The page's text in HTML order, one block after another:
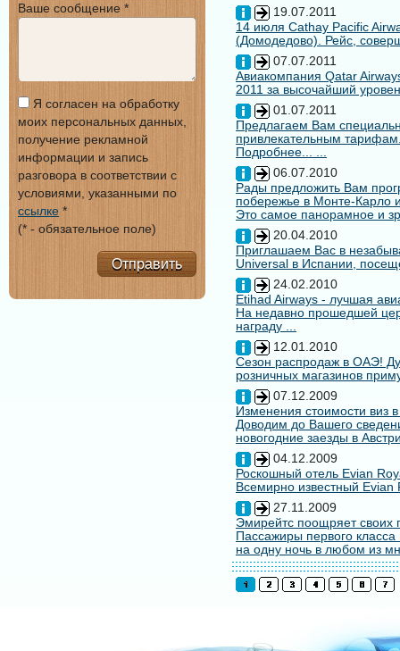
19.07.2011
14 июля Cathay Pacific
(Домодедово). Рейс,
07.07.2011
Авиакомпания Qatar
2011 за высочайший
01.07.2011
Предлагаем Вам
привлекательным
Подробнее... ...
06.07.2010
Рады предложить Вам
побережье в Монте-Карло
Это самое панорамное и
20.04.2010
Приглашаем Вас в
Universal в Испании,
24.02.2010
Etihad Airways - лучшая
На недавно прошедшей
награду ...
12.01.2010
Сезон распродаж в ОАЭ!
розничных магазинов
07.12.2009
Изменения стоимости виз
Доводим до Вашего
новогодние заезды в
04.12.2009
Роскошный отель Evian
Всемирно известный
27.11.2009
Эмирейтс поощряет своих
Пассажиры первого
на одну ночь в любом из
Ваше сообщение *
Я согласен на обработку
моих персональных данных,
получение рекламной
информации и запись
разговора в соответствии с
условиями, указанными по
ссылке *
(* - обязательное поле)
Отправить